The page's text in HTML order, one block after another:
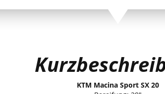
KTM Macina Sport SX 20